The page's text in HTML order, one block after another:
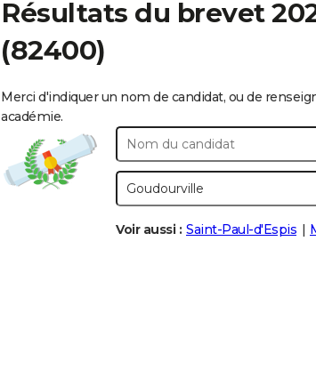
Résultats du brevet
(82400)
Merci d'indiquer un nom de candidat, ou de
académie.
Voir aussi : Saint-Paul-d'Espis